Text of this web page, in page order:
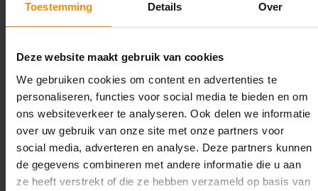
Toestemming Details Over
Deze website maakt gebruik van cookies
We gebruiken cookies om content en advertenties te
personaliseren, functies voor social media te bieden en om
ons websiteverkeer te analyseren. Ook delen we informatie
over uw gebruik van onze site met onze partners voor
social media, adverteren en analyse. Deze partners kunnen
de gegevens combineren met andere informatie die u aan
ze heeft verstrekt of die ze hebben verzameld op basis van
Montage uitbesteden?